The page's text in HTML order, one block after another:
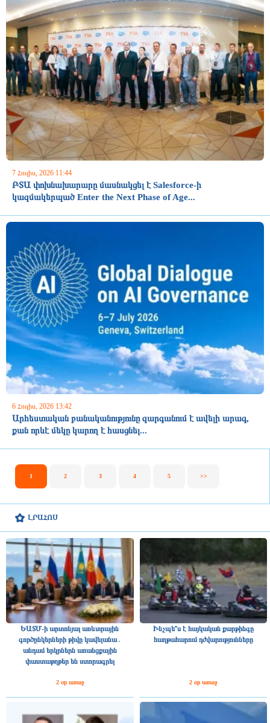
ԼՐԱՀՈՍ
ԵԱՏՄ-ի արտոնյալ առևտրային
գործընկերների թիվը կավելանա․
անդամ երկրներն առանցքային
փաստաթղթեր են ստորագրել
2 օր առաջ
Ինչպե՞ս է հայկական քարթինգը
հաղթահարում դժվարությունները
2 օր առաջ
7 Հուլիս, 2026 11:44
ԲՏԱ փոխնախարարը մասնակցել է Salesforce-ի
կազմակերպած Enter the Next Phase of Age...
6 Հուլիս, 2026 13:42
Արհեստական բանականությունը զարգանում է ավելի արագ,
քան որևէ մեկը կարող է հասցնել...
1 2 3 4 5 >>